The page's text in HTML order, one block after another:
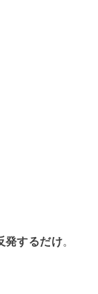
発するだけ。